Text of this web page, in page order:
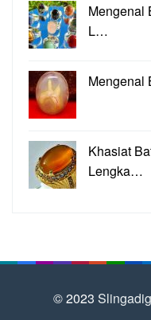
Mengenal
L…
Mengenal
Khasiat
Lengka…
© 2023